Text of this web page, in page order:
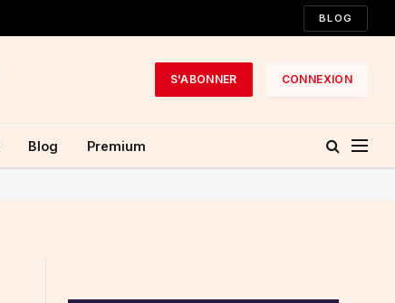
BLOG
S'ABONNER CONNEXION
Blog Premium